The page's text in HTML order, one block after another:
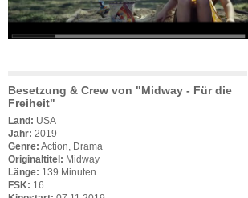
Besetzung & Crew von "Midway - Für die
Freiheit"
Land: USA
Jahr: 2019
Genre: Action, Drama
Originaltitel: Midway
Länge: 139 Minuten
FSK: 16